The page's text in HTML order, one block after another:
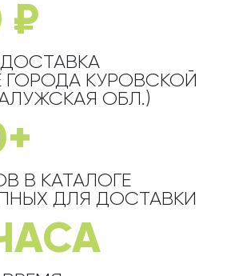
₽
ГОРОДА КУРОВСКОЙ
ОБЛ.)
В КАТАЛОГЕ
ДЛЯ ДОСТАВКИ